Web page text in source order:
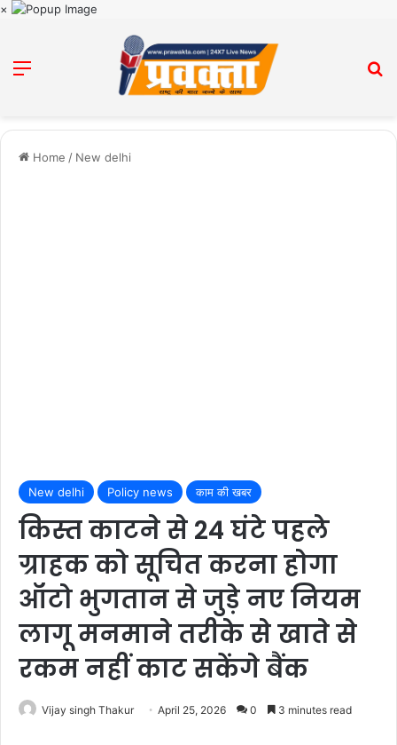
×
Menu
Home / New delhi
New delhi Policy news काम की खबर
किस्त काटने से 24 घंटे पहले
ग्राहक को सूचित करना होगा
ऑटो भुगतान से जुड़े नए नियम
लागू मनमाने तरीके से खाते से
रकम नहीं काट सकेंगे बैंक
Vijay singh Thakur April 25, 2026 0 3 minutes read